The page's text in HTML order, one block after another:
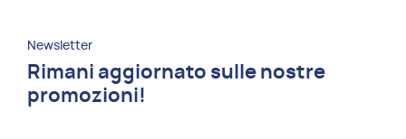
Newsletter
Rimani aggiornato sulle nostre
promozioni!